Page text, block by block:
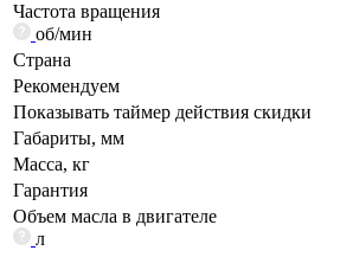
Частота вращения
об/мин
Страна
Рекомендуем
Показывать таймер действия скидки
Габариты, мм
Масса, кг
Гарантия
Объем масла в двигателе
л